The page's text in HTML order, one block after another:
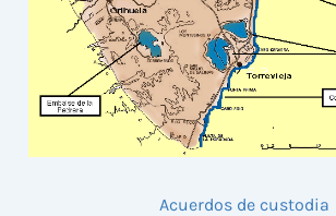
Acuerdos de custodia